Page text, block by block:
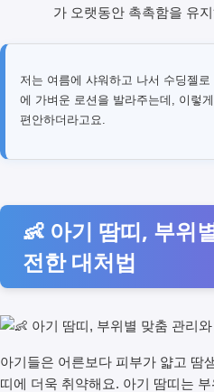
가 오랫동안 촉촉함을 유
저는 여름에 샤워하고 나서 수딩젤
에 가벼운 로션을 발라주는데, 이렇
편안하더라고요.
👶 아기 땀띠, 부위
전한 대처법
아기들은 어른보다 피부가 얇고 땀
띠에 더욱 취약해요. 아기 땀띠는